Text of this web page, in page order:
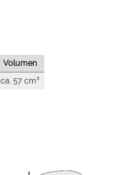
Volumen
ca. 57 cm³